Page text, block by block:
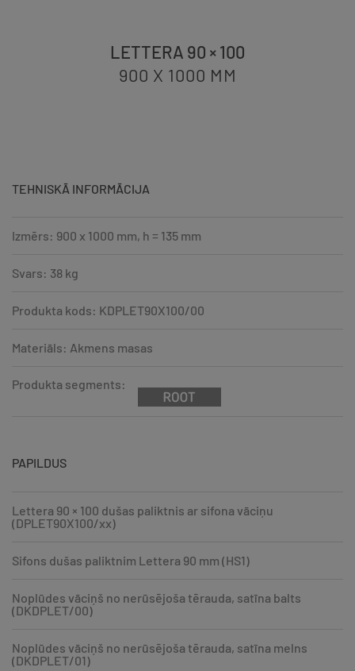
LETTERA 90 × 100
900 X 1000 MM
TEHNISKĀ INFORMĀCIJA
Izmērs: 900 x 1000 mm, h = 135 mm
Svars: 38 kg
Produkta kods: KDPLET90X100/00
Materiāls: Akmens masas
Produkta segments:
PAPILDUS
Lettera 90 × 100 dušas paliktnis ar sifona vāciņu
(DPLET90X100/xx)
Sifons dušas paliktnim Lettera 90 mm (HS1)
Noplūdes vāciņš no nerūsējoša tērauda, satīna balts
(DKDPLET/00)
Noplūdes vāciņš no nerūsējoša tērauda, satīna melns
(DKDPLET/01)